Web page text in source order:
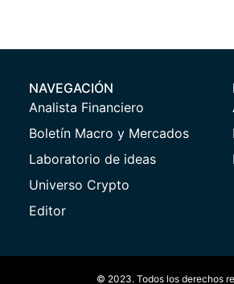
NAVEGACIÓN
Analista Financiero
Boletín Macro y Mercados
Laboratorio de ideas
Universo Crypto
Editor
© 2023. Todos los derechos